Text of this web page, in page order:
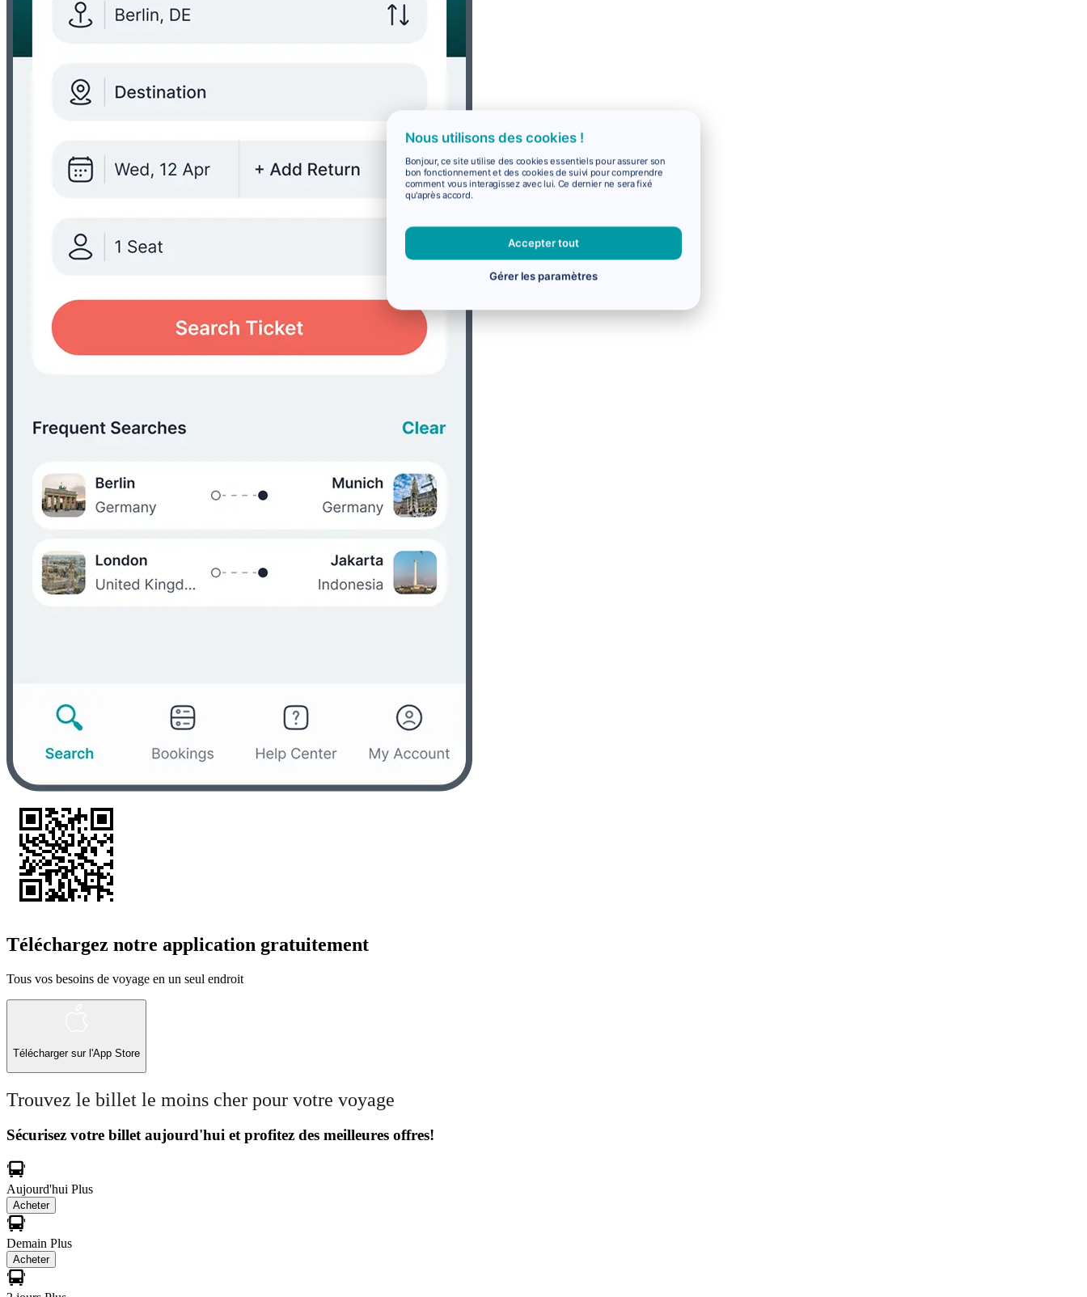
Téléchargez notre application gratuitement
Tous vos besoins de voyage en un seul endroit
Télécharger sur l'App Store
Trouvez le billet le moins cher pour votre voyage
Sécurisez votre billet aujourd'hui et profitez des meilleures offres!
Aujourd'hui Plus
Acheter
Demain Plus
Acheter
Nous utilisons des cookies !
Bonjour, ce site utilise des cookies essentiels pour assurer son
bon fonctionnement et des cookies de suivi pour comprendre
comment vous interagissez avec lui. Ce dernier ne sera fixé
qu'après accord.
Accepter tout
Gérer les paramètres